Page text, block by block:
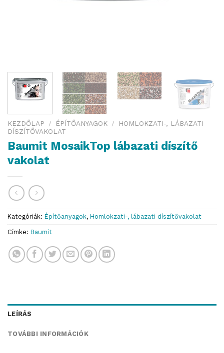
KEZDŐLAP / ÉPÍTŐANYAGOK /
HOMLOKZATI-, LÁBAZATI
DÍSZÍTŐVAKOLAT
Baumit MosaikTop lábazati díszítő
vakolat
Kategóriák: Építőanyagok, Homlokzati-, lábazati díszítővakolat
Címke: Baumit
LEÍRÁS
TOVÁBBI INFORMÁCIÓK